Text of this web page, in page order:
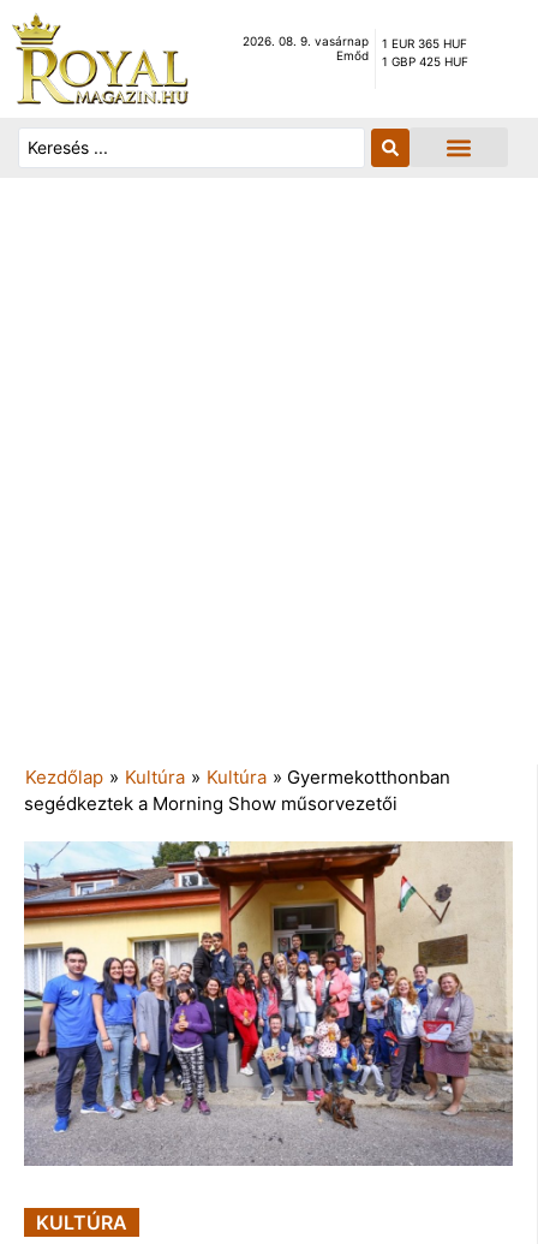
2026. 08. 9. vasárnap
Emőd
1 EUR 365 HUF
1 GBP 425 HUF
Kezdőlap » Kultúra » Kultúra » Gyermekotthonban
segédkeztek a Morning Show műsorvezetői
KULTÚRA